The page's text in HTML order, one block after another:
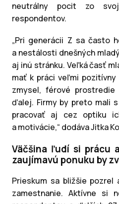
neutrálny pocit zo
respondentov.
„Pri generácii Z sa často
a nestálosti dnešných
aj inú stránku. Veľká časť
mať k práci veľmi
zmysel, férové
ďalej. Firmy by preto mali
pracovať aj cez optiku
a motivácie,“ dodáva Jitka
Väčšina ľudí si prácu
zaujímavú ponuku by
Prieskum sa bližšie
zamestnanie. Aktívne si